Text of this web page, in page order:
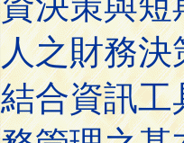
人之財務決
結合資訊工